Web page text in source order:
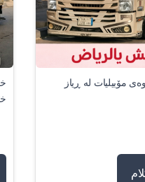
مۆبیلیات لە ڕیاز